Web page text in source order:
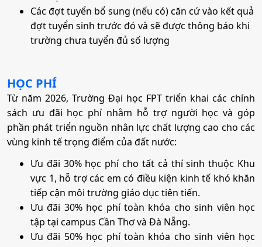
Các đợt tuyển bổ sung (nếu có) căn cứ vào kết quả
đợt tuyển sinh trước đó và sẽ được thông báo khi
trường chưa tuyển đủ số lượng
HỌC PHÍ
Từ năm 2026, Trường Đại học FPT triển khai các chính
sách ưu đãi học phí nhằm hỗ trợ người học và góp
phần phát triển nguồn nhân lực chất lượng cao cho các
vùng kinh tế trọng điểm của đất nước:
Ưu đãi 30% học phí cho tất cả thí sinh thuộc Khu
vực 1, hỗ trợ các em có điều kiện kinh tế khó khăn
tiếp cận môi trường giáo dục tiên tiến.
Ưu đãi 30% học phí toàn khóa cho sinh viên học
tập tại campus Cần Thơ và Đà Nẵng.
Ưu đãi 50% học phí toàn khóa cho sinh viên học